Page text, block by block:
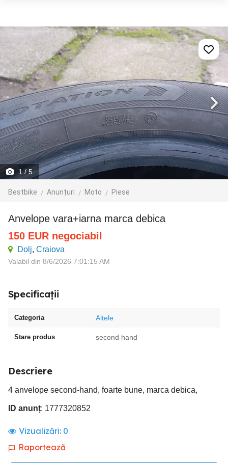
1/ 5
Bestbike Anunțuri Moto Piese
anvelope vara+iarna marca debica
150 EUR negociabil
Dolj, Craiova
Valabil din 8/6/2026 7:01:15 AM
Specificații
Categoria Altele
Stare produs second hand
Descriere
4 anvelope second-hand, foarte bune, marca debica,
ID anunț: 1777320852
Vizualizări: 0
Raportează